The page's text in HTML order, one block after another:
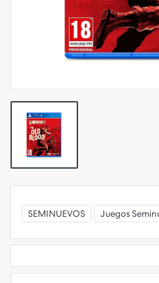
SEMINUEVOS Juegos